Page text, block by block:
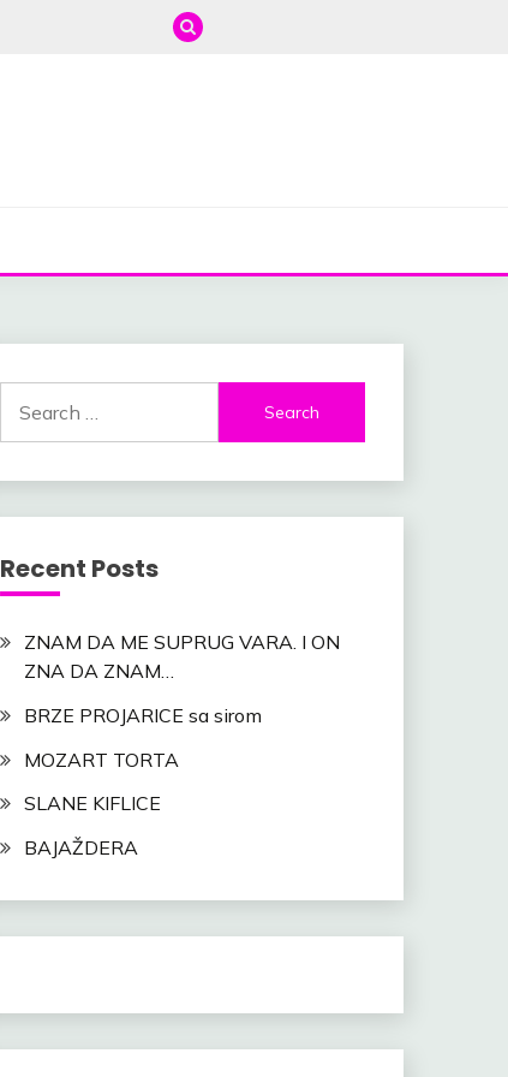
for:
Recent Posts
ZNAM DA ME SUPRUG VARA. I ON
ZNA DA ZNAM…
BRZE PROJARICE sa sirom
MOZART TORTA
SLANE KIFLICE
BAJAŽDERA